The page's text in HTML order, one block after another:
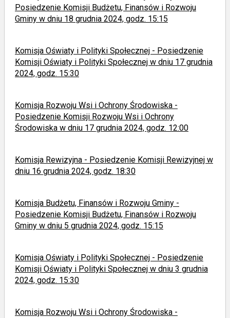
Posiedzenie Komisji Budżetu, Finansów i Rozwoju
Gminy w dniu 18 grudnia 2024, godz. 15:15
Komisja Oświaty i Polityki Społecznej - Posiedzenie
Komisji Oświaty i Polityki Społecznej w dniu 17 grudnia
2024, godz. 15:30
Komisja Rozwoju Wsi i Ochrony Środowiska -
Posiedzenie Komisji Rozwoju Wsi i Ochrony
Środowiska w dniu 17 grudnia 2024, godz. 12:00
Komisja Rewizyjna - Posiedzenie Komisji Rewizyjnej w
dniu 16 grudnia 2024, godz. 18:30
Komisja Budżetu, Finansów i Rozwoju Gminy -
Posiedzenie Komisji Budżetu, Finansów i Rozwoju
Gminy w dniu 5 grudnia 2024, godz. 15:15
Komisja Oświaty i Polityki Społecznej - Posiedzenie
Komisji Oświaty i Polityki Społecznej w dniu 3 grudnia
2024, godz. 15:30
Komisja Rozwoju Wsi i Ochrony Środowiska -